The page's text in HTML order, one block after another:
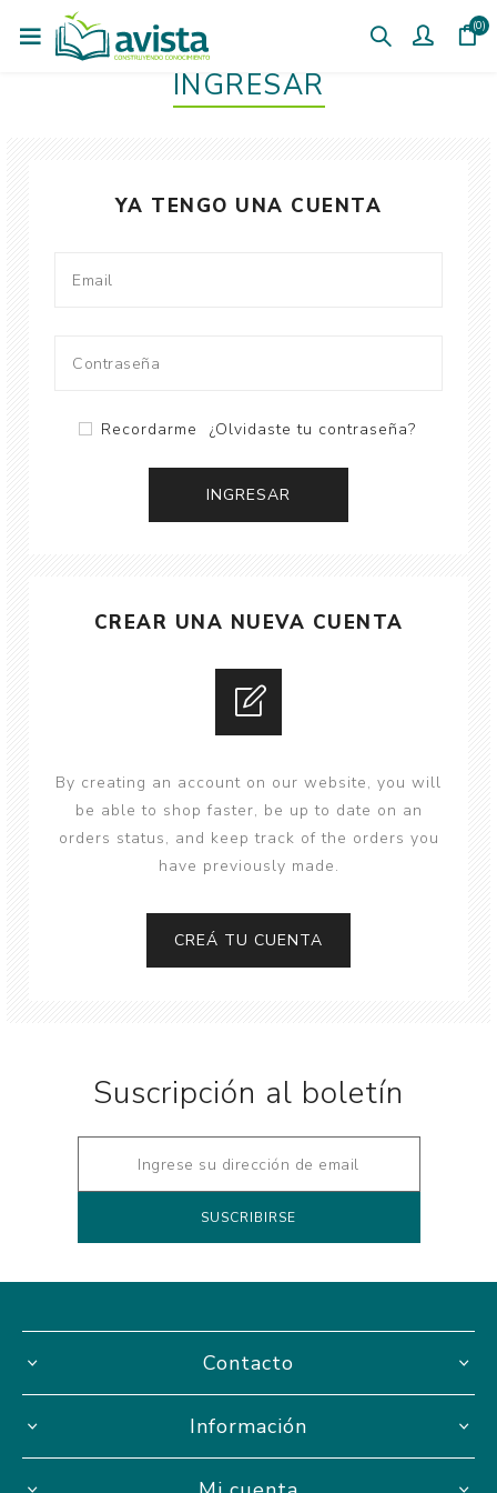
(0)
INGRESAR
YA TENGO UNA CUENTA
Recordarme ¿Olvidaste tu contraseña?
CREAR UNA NUEVA CUENTA
By creating an account on our website, you will
be able to shop faster, be up to date on an
orders status, and keep track of the orders you
have previously made.
Suscripción al boletín
Contacto
Información